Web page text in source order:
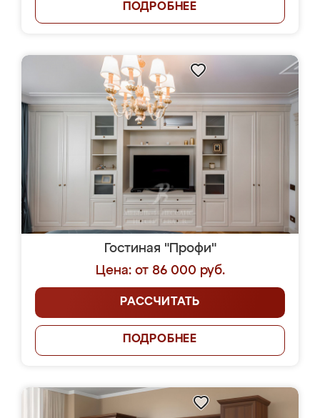
ПОДРОБНЕЕ
Гостиная "Профи"
Цена: от 86 000 руб.
РАССЧИТАТЬ
ПОДРОБНЕЕ